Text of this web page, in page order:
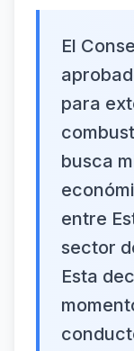
El
para
busca
entre
sector
Esta